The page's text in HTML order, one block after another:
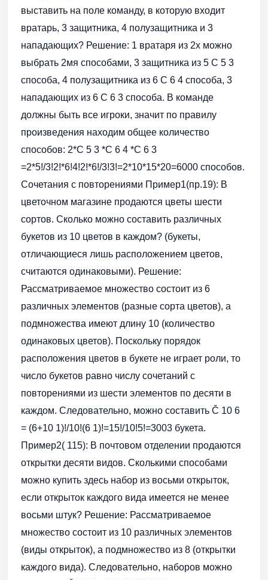
выставить на поле команду, в которую входит
вратарь, 3 защитника, 4 полузащитника и 3
нападающих? Решение: 1 вратаря из 2х можно
выбрать 2мя способами, 3 защитника из 5 С 5 3
способа, 4 полузащитника из 6 С 6 4 способа, 3
нападающих из 6 С 6 3 способа. В команде
должны быть все игроки, значит по правилу
произведения находим общее количество
способов: 2*С 5 3 *С 6 4 *С 6 3
=2*5!/3!2!*6!4!2!*6!/3!3!=2*10*15*20=6000 способов.
Сочетания с повторениями Пример1(пр.19): В
цветочном магазине продаются цветы шести
сортов. Сколько можно составить различных
букетов из 10 цветов в каждом? (букеты,
отличающиеся лишь расположением цветов,
считаются одинаковыми). Решение:
Рассматриваемое множество состоит из 6
различных элементов (разные сорта цветов), а
подмножества имеют длину 10 (количество
одинаковых цветов). Поскольку порядок
расположения цветов в букете не играет роли, то
число букетов равно числу сочетаний с
повторениями из шести элементов по десяти в
каждом. Следовательно, можно составить Č 10 6
= (6+10 1)!/10!(6 1)!=15!/10!5!=3003 букета.
Пример2( 115): В почтовом отделении продаются
открытки десяти видов. Сколькими способами
можно купить здесь набор из восьми открыток,
если открыток каждого вида имеется не менее
восьми штук? Решение: Рассматриваемое
множество состоит из 10 различных элементов
(виды открыток), а подмножество из 8 (открытки
каждого вида). Следовательно, наборов можно